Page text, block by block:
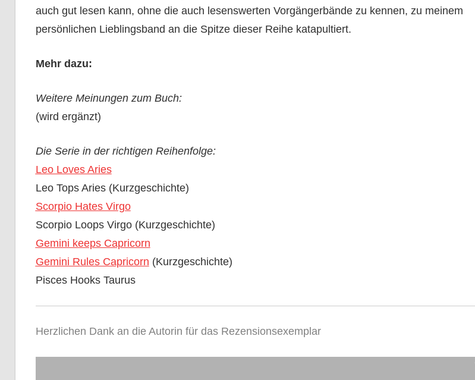
auch gut lesen kann, ohne die auch lesenswerten Vorgängerbände zu kennen, zu meinem
persönlichen Lieblingsband an die Spitze dieser Reihe katapultiert.
Mehr dazu:
Weitere Meinungen zum Buch:
(wird ergänzt)
Die Serie in der richtigen Reihenfolge:
Leo Loves Aries
Leo Tops Aries (Kurzgeschichte)
Scorpio Hates Virgo
Scorpio Loops Virgo (Kurzgeschichte)
Gemini keeps Capricorn
Gemini Rules Capricorn (Kurzgeschichte)
Pisces Hooks Taurus
Herzlichen Dank an die Autorin für das Rezensionsexemplar